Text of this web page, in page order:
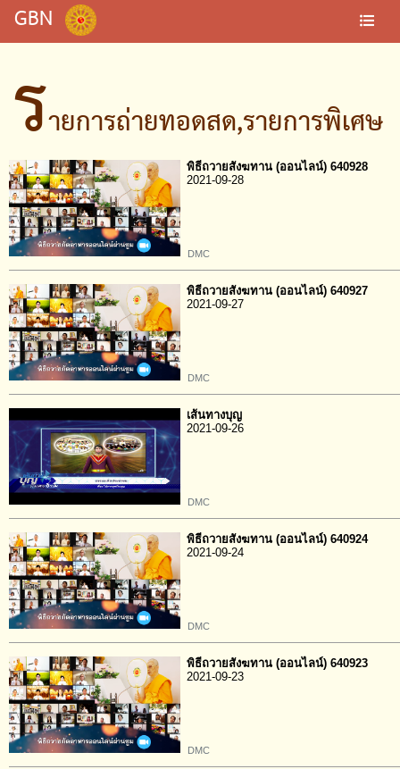
GBN
รายการถ่ายทอดสด,รายการพิเศษ
พิธีถวายสังฆทาน (ออนไลน์) 640928
2021-09-28
DMC
พิธีถวายสังฆทาน (ออนไลน์) 640927
2021-09-27
DMC
เส้นทางบุญ
2021-09-26
DMC
พิธีถวายสังฆทาน (ออนไลน์) 640924
2021-09-24
DMC
พิธีถวายสังฆทาน (ออนไลน์) 640923
2021-09-23
DMC